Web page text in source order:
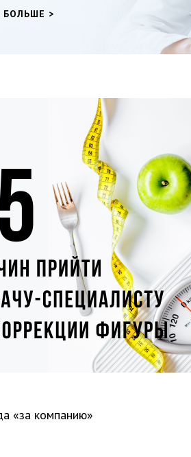
БОЛЬШЕ >
«за компанию»